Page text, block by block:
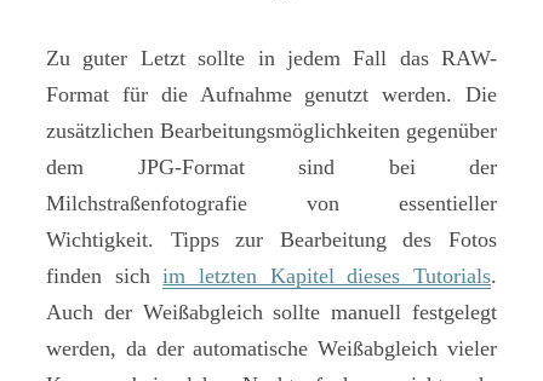
Zu guter Letzt sollte in jedem Fall das RAW-
Format für die Aufnahme genutzt werden. Die
zusätzlichen Bearbeitungsmöglichkeiten gegenüber
dem JPG-Format sind bei der
Milchstraßenfotografie von essentieller
Wichtigkeit. Tipps zur Bearbeitung des Fotos
finden sichim letzten Kapitel dieses Tutorials.
Auch der Weißabgleich sollte manuell festgelegt
werden, da der automatische Weißabgleich vieler